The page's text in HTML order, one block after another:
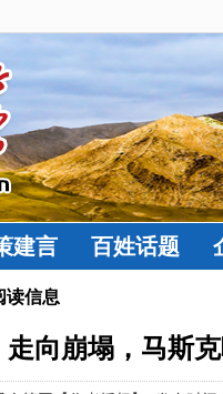
建言 百姓话题
读信息
向崩塌，马斯